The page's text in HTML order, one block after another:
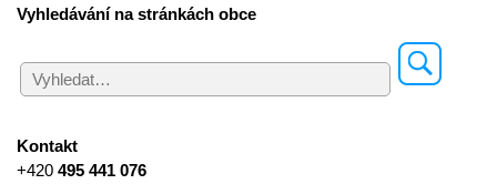
Vyhledávání na stránkách obce
Kontakt
+420 495 441 076